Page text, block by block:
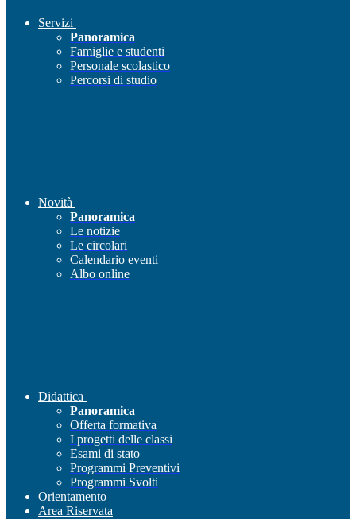
Servizi
Panoramica
Famiglie e studenti
Personale scolastico
Percorsi di studio
Novità
Panoramica
Le notizie
Le circolari
Calendario eventi
Albo online
Didattica
Panoramica
Offerta formativa
I progetti delle classi
Esami di stato
Programmi Preventivi
Programmi Svolti
Orientamento
Area Riservata